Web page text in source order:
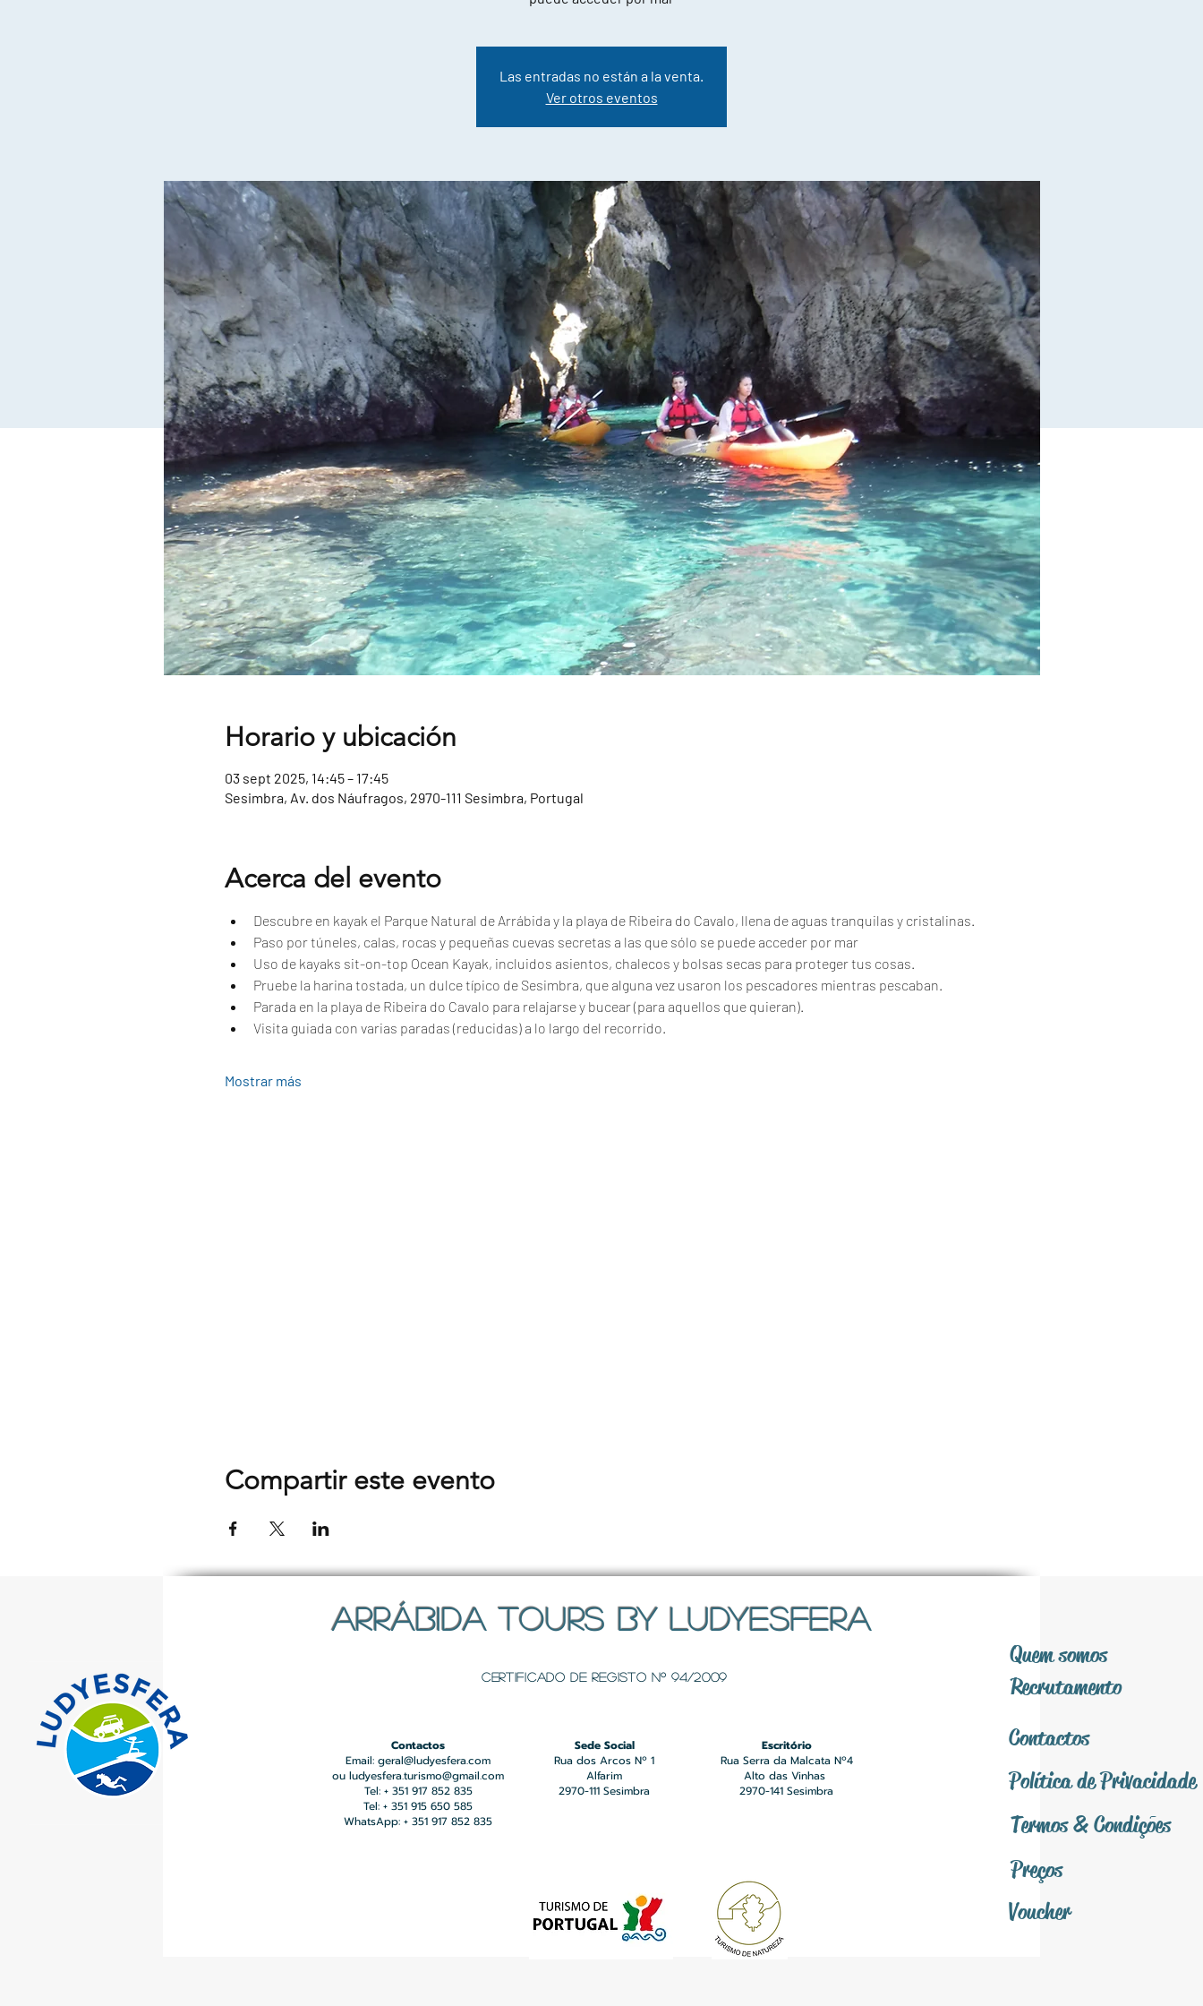
Las entradas no están a la venta.
Ver otros eventos
Horario y ubicación
03 sept 2025, 14:45 – 17:45
Sesimbra, Av. dos Náufragos, 2970-111 Sesimbra, Portugal
Acerca del evento
Descubre en kayak el Parque Natural de Arrábida y la playa de Ribeira do Cavalo, llena de aguas tranquilas y cristalinas.
Paso por túneles, calas, rocas y pequeñas cuevas secretas a las que sólo se puede acceder por mar
Uso de kayaks sit-on-top Ocean Kayak, incluidos asientos, chalecos y bolsas secas para proteger tus cosas.
Pruebe la harina tostada, un dulce típico de Sesimbra, que alguna vez usaron los pescadores mientras pescaban.
Parada en la playa de Ribeira do Cavalo para relajarse y bucear (para aquellos que quieran).
Visita guiada con varias paradas (reducidas) a lo largo del recorrido.
Mostrar más
Compartir este evento
ARRÁBIDA TOURS BY LUDYESFERA
Certificado de registo Nº 94/2009
Quem somos
Recrutamento
Contactos
Contactos
Email: geral@ludyesfera.com
ou ludyesfera.turismo@gmail.com
Tel: + 351 917 852 835
Tel: + 351 915 650 585
WhatsApp: + 351 917 852 835
Sede Social
Rua dos Arcos Nº 1
Alfarim
2970-111 Sesimbra
Escritório
Rua Serra da Malcata Nº4
Alto das Vinhas
2970-141 Sesimbra
Políticade Privacidade
Termos &Condições
Preços
Voucher